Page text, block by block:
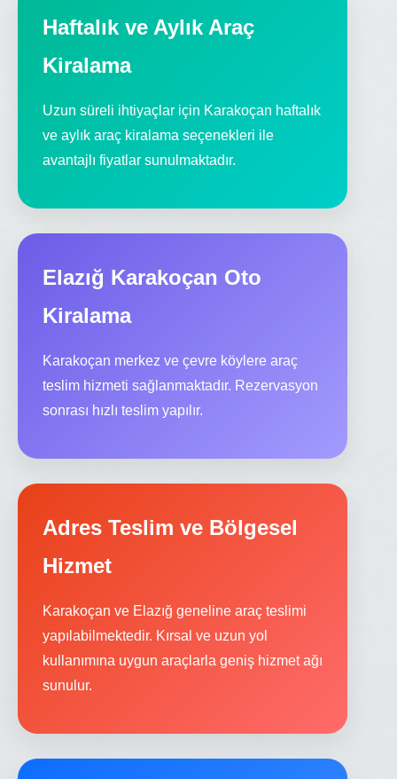
Haftalık ve Aylık Araç
Kiralama
Uzun süreli ihtiyaçlar için Karakoçan haftalık
ve aylık araç kiralama seçenekleri ile
avantajlı fiyatlar sunulmaktadır.
Elazığ Karakoçan Oto
Kiralama
Karakoçan merkez ve çevre köylere araç
teslim hizmeti sağlanmaktadır. Rezervasyon
sonrası hızlı teslim yapılır.
Adres Teslim ve Bölgesel
Hizmet
Karakoçan ve Elazığ geneline araç teslimi
yapılabilmektedir. Kırsal ve uzun yol
kullanımına uygun araçlarla geniş hizmet ağı
sunulur.